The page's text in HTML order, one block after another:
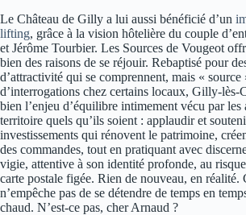
Le Château de Gilly a lui aussi bénéficié d’un
lifting, grâce à la vision hôtelière du couple
et Jérôme Tourbier. Les Sources de Vougeot
bien des raisons de se réjouir. Rebaptisé pour
d’attractivité qui se comprennent, mais « source
d’interrogations chez certains locaux, Gilly-lès-
bien l’enjeu d’équilibre intimement vécu par les
territoire quels qu’ils soient : applaudir et
investissements qui rénovent le patrimoine,
des commandes, tout en pratiquant avec
vigie, attentive à son identité profonde, au
carte postale figée. Rien de nouveau, en réalité.
n’empêche pas de se détendre de temps en
chaud. N’est-ce pas, cher Arnaud ?